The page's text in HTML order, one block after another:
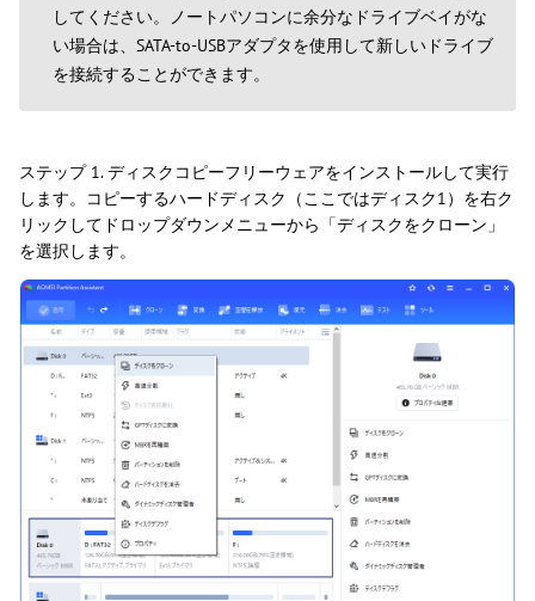
してください。ノートパソコンに余分なドライブベイがな
い場合は、SATA-to-USBアダプタを使用して新しいドライブ
を接続することができます。
ステップ 1. ディスクコピーフリーウェアをインストールして実行
します。コピーするハードディスク（ここではディスク1）を右ク
リックしてドロップダウンメニューから「ディスクをクローン」
を選択します。